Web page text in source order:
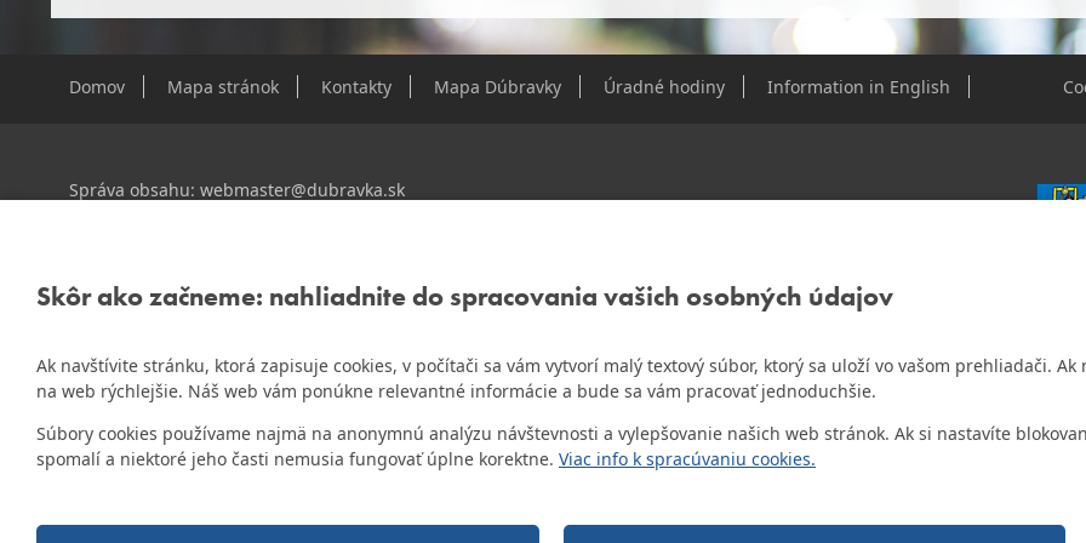
Skôr ako začneme: nahliadnite do spracovania vašich osobných údajov
Ak navštívite stránku, ktorá zapisuje cookies, v počítači sa vám vytvorí malý textový súbor, ktorý sa uloží vo vašom prehliadači.
na web rýchlejšie. Náš web vám ponúkne relevantné informácie a bude sa vám pracovať jednoduchšie.
Súbory cookies používame najmä na anonymnú analýzu návštevnosti a vylepšovanie našich web stránok. Ak si nastavíte
spomalí a niektoré jeho časti nemusia fungovať úplne korektne. Viac info k spracúvaniu cookies.
Domov Mapa stránok Kontakty Mapa Dúbravky Úradné hodiny Information in English
Správa obsahu: webmaster@dubravka.sk
Naša mestská časť získala 3. miesto v súťažiZlatyErb.sk
o najlepšiu internetovú stránku samospráv za
IČ
Číslo